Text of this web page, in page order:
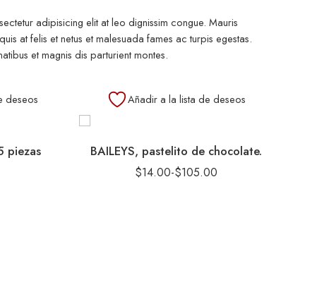
adipisicing elit at leo dignissim congue. Mauris
at felis et netus et malesuada fames ac turpis egestas.
et magnis dis parturient montes.
deseos
piezas
Añadir a la lista de deseos
BAILEYS, pastelito de chocolate.
$14.00-$105.00